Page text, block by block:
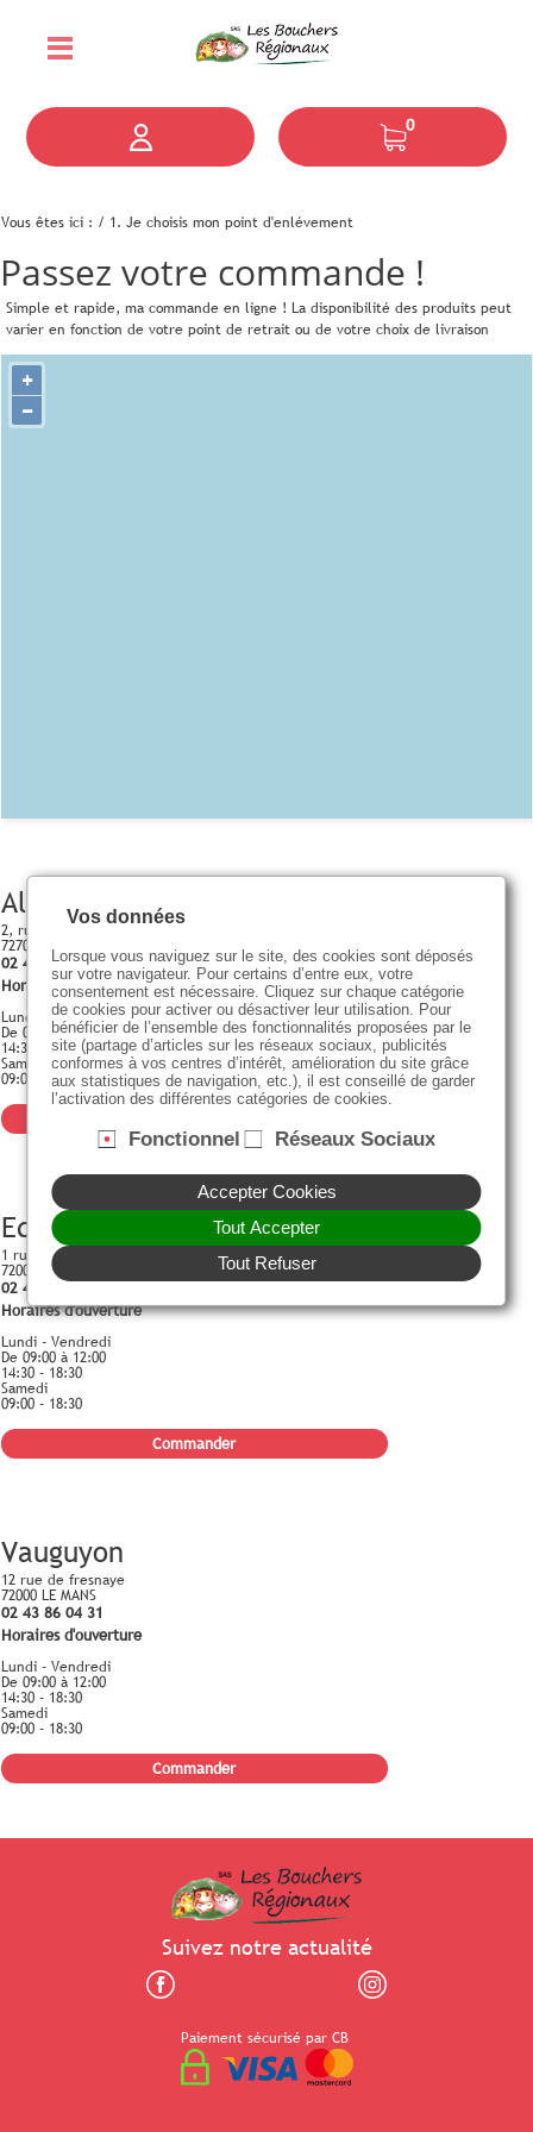
0
Vous êtes ici : / 1. Je choisis mon point d'enlévement
Passez votre commande !
Simple et rapide, ma commande en ligne ! La disponibilité des produits peut
varier en fonction de votre point de retrait ou de votre choix de livraison
+
−
Allonnes
2, rue de la raterie
72700 ALLONNES
02 43 52 63 41
Horaires d'ouverture
Lundi - Vendredi
De 09:00 à 12:00
14:30 - 18:30
Samedi
09:00 - 18:30
Edison
1 rue Thomas Edison
72000 LE MANS
02 43 24 49 25
Horaires d'ouverture
Lundi - Vendredi
De 09:00 à 12:00
14:30 - 18:30
Samedi
09:00 - 18:30
Commander
Vauguyon
12 rue de fresnaye
72000 LE MANS
02 43 86 04 31
Horaires d'ouverture
Lundi - Vendredi
De 09:00 à 12:00
14:30 - 18:30
Samedi
09:00 - 18:30
Commander
Suivez notre actualité
Paiement sécurisé par CB
Vos données
Lorsque vous naviguez sur le site, des cookies sont déposés
sur votre navigateur. Pour certains d’entre eux, votre
consentement est nécessaire. Cliquez sur chaque catégorie
de cookies pour activer ou désactiver leur utilisation. Pour
bénéficier de l’ensemble des fonctionnalités proposées par le
site (partage d’articles sur les réseaux sociaux, publicités
conformes à vos centres d’intérêt, amélioration du site grâce
aux statistiques de navigation, etc.), il est conseillé de garder
l’activation des différentes catégories de cookies.
Fonctionnel Réseaux Sociaux
Accepter Cookies
Tout Accepter
Tout Refuser